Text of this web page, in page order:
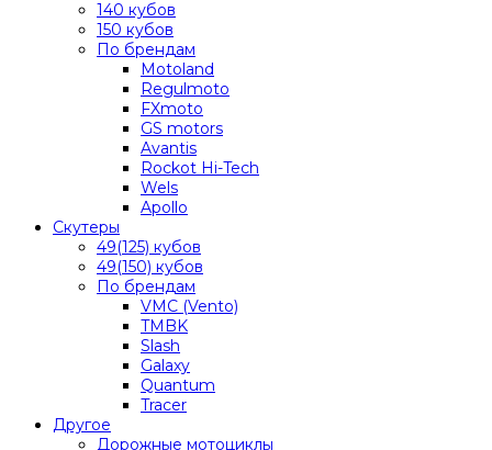
140 кубов
150 кубов
По брендам
Motoland
Regulmoto
FXmoto
GS motors
Avantis
Rockot Hi-Tech
Wels
Apollo
Скутеры
49(125) кубов
49(150) кубов
По брендам
VMC (Vento)
TMBK
Slash
Galaxy
Quantum
Tracer
Другое
Дорожные мотоциклы